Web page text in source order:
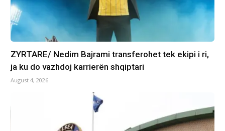
ZYRTARE/ Nedim Bajrami transferohet tek ekipi i ri,
ja ku do vazhdoj karrierën shqiptari
August 4, 2026